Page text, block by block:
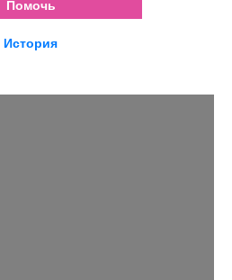
Помочь
История